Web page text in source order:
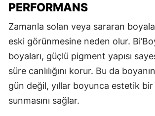
PERFORMANS
Zamanla solan veya sararan
eski görünmesine neden olur.
boyaları, güçlü pigment yapısı
süre canlılığını korur. Bu da
gün değil, yıllar boyunca estetik
sunmasını sağlar.